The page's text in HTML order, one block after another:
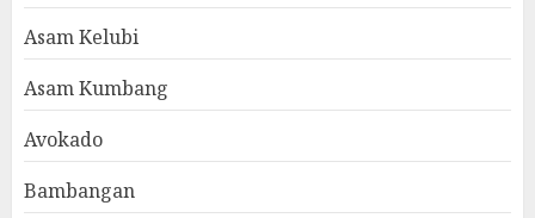
Asam Kelubi
Asam Kumbang
Avokado
Bambangan